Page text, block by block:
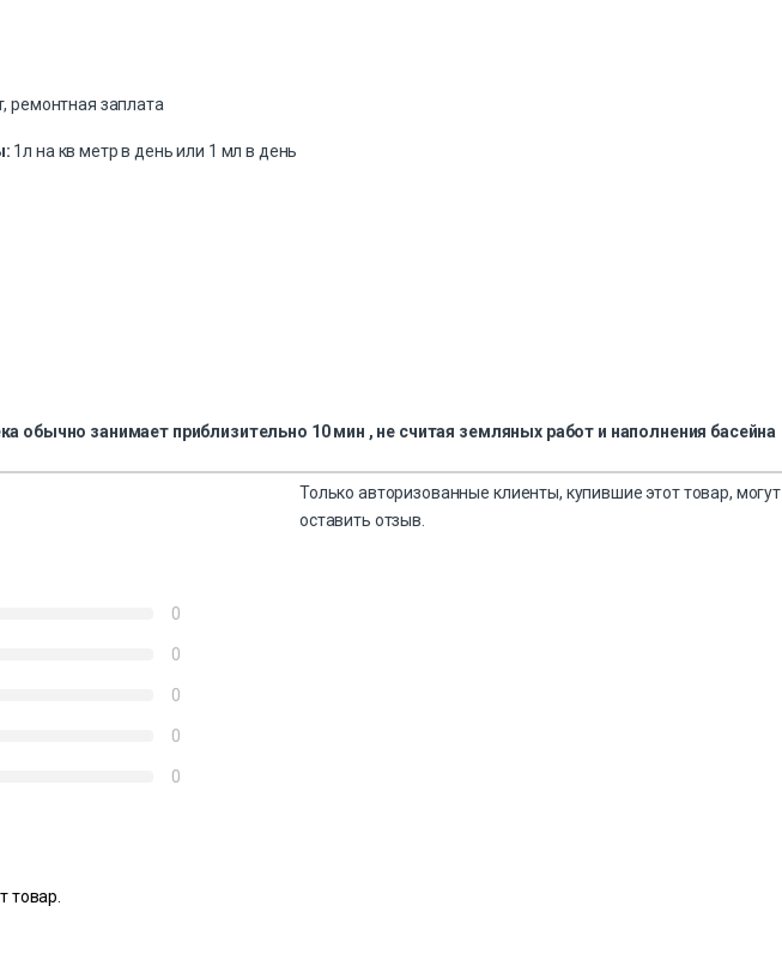
ремонтная заплата
1л на кв метр в день или 1 мл в день
обычно занимает приблизительно 10 мин , не считая земляных работ и наполнения басейна
0
0
0
0
0
Только авторизованные клиенты, купившие этот товар, могут
оставить отзыв.
товар.